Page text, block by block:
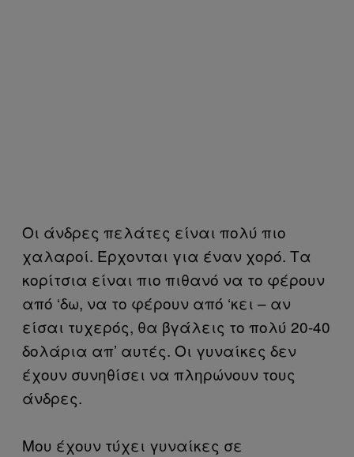
Οι άνδρες πελάτες είναι πολύ πιο
χαλαροί. Έρχονται για έναν χορό. Τα
κορίτσια είναι πιο πιθανό να το φέρουν
από ‘δω, να το φέρουν από ‘κει – αν
είσαι τυχερός, θα βγάλεις το πολύ 20-40
δολάρια απ’ αυτές. Οι γυναίκες δεν
έχουν συνηθίσει να πληρώνουν τους
άνδρες.
Μου έχουν τύχει γυναίκες σε